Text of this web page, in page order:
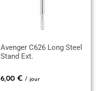
Avenger C626 Long Steel
Stand Ext.
6,00 € / jour